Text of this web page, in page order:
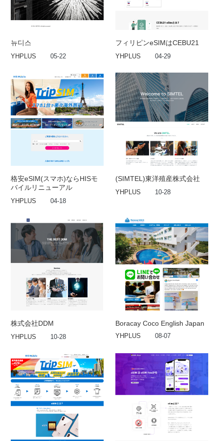
뉴디스
YHPLUS 05-22
フィリピンeSIMはCEBU21
YHPLUS 04-29
格安eSIM(スマホ)ならHISモ
バイルリニューアル
YHPLUS 04-18
(SIMTEL)東洋殖産株式会社
YHPLUS 10-28
株式会社DDM
YHPLUS 10-28
Boracay Coco English Japan
YHPLUS 08-07